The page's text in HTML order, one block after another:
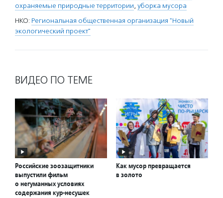
охраняемые природные территории, уборка мусора
НКО: Региональная общественная организация "Новый
экологический проект"
ВИДЕО ПО ТЕМЕ
Российские зоозащитники
выпустили фильм
о негуманных условиях
содержания кур-несушек
Как мусор превращается
в золото